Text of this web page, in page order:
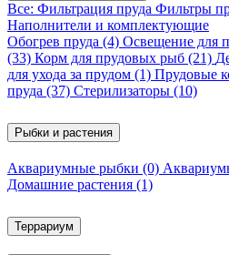
Все: Фильтрация пруда Фильтры
Наполнители и комплектующие
Обогрев пруда (4) Освещение для
(33) Корм для прудовых рыб (21)
для ухода за прудом (1) Прудовые
пруда (37) Стерилизаторы (10)
Рыбки и растения
Аквариумные рыбки (0)
Домашние растения (1)
Террариум